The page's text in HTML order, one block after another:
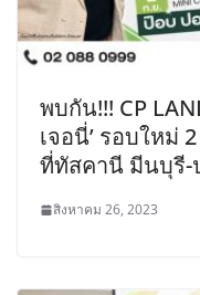
พบกัน!!! CP
เจอนี่’ รอบใหม่
ที่ทัสคานี มีนบุรี-
สิงหาคม 26, 2023